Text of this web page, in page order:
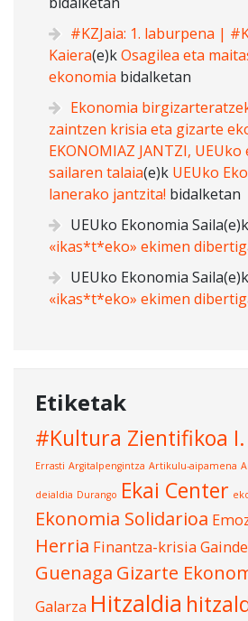
#KZJaia: 1. laburpena |
Kaiera(e)kOsagilea eta
ekonomia bidalketan
Ekonomia
zaintzen krisia eta gizarte
EKONOMIAZ JANTZI,
sailaren talaia(e)k UEUko
lanerako jantzita! bidalketan
UEUko Ekonomia Saila(e)k
«ikas*t*eko» ekimen
UEUko Ekonomia Saila(e)k
«ikas*t*eko» ekimen
Etiketak
#Kultura Zientifikoa I.
Errasti Argitalpengintza Artikulu-aipamena
deialdia Durango Ekai Center
Ekonomia Solidarioa
Herria Finantza-krisia
Guenaga Gizarte
Galarza Hitzaldia